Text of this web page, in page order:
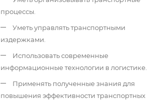
процессы.
Уметь управлять транспортными
издержками.
Использовать современные
информационные технологии в логистике.
Применять полученные знания для
повышения эффективности транспортных